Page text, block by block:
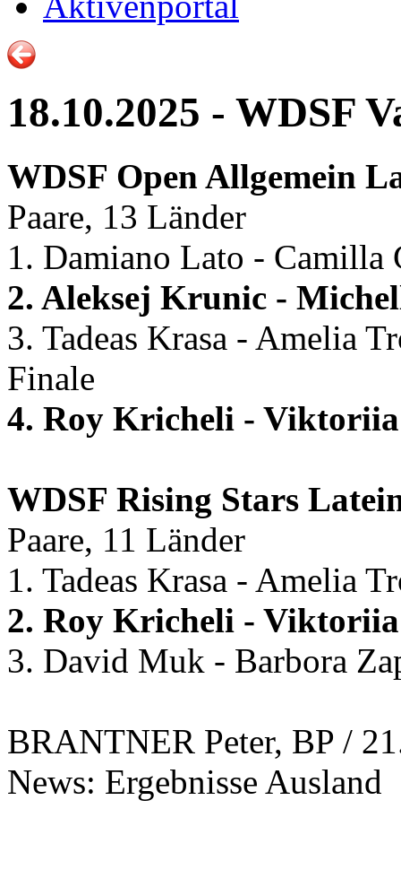
18.10.2025 - WDSF
WDSF Open Allgemein
Paare, 13 Länder
1. Damiano Lato -
2. Aleksej Krunic -
3. Tadeas Krasa - Amelia
Finale
4. Roy Kricheli -
WDSF Rising Stars
Paare, 11 Länder
1. Tadeas Krasa - Amelia
2. Roy Kricheli -
3. David Muk - Barbora
BRANTNER Peter, BP /
News: Ergebnisse Ausland